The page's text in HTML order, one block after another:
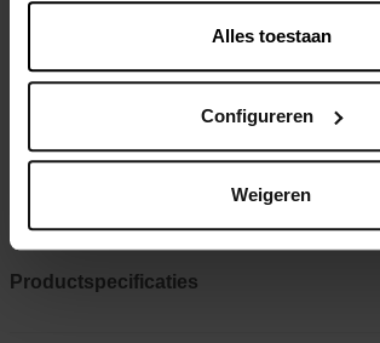
Alles toestaan
Configureren
Weigeren
gebruiken bij de eethoek of de loungeset in
Handig en veilig in gebruik
Flexibel brandstofgebruik
Productspecificaties